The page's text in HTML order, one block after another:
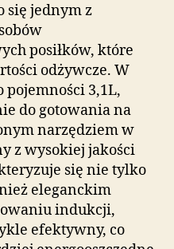
się jednym z
posiłków, które
odżywcze. W
3,1L,
do gotowania na
narzędziem w
z wysokiej jakości
się nie tylko
eleganckim
indukcji,
efektywny, co